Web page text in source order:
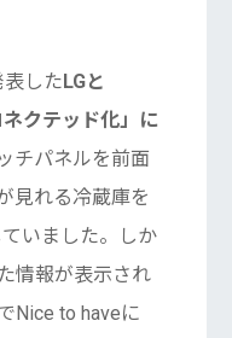
したLGと
クテッド化」に
チパネルを前面
見れる冷蔵庫を
いました。しか
情報が表示され
Nice to haveに